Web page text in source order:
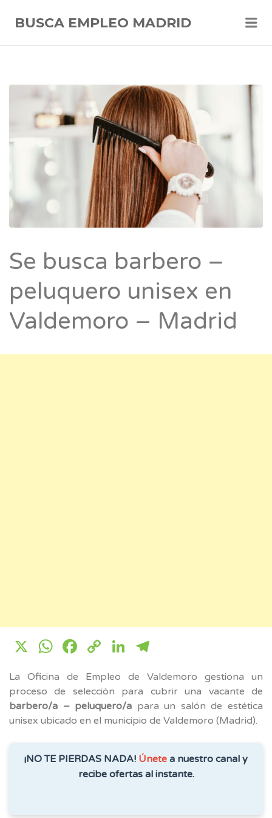
BUSCA EMPLEO MADRID
Se busca barbero –
peluquero unisex en
Valdemoro – Madrid
X WhatsApp
Facebook
CopyLinkedIn
La Oficina de Empleo de Valdemoro gestiona un
proceso de selección para cubrir una vacante de
barbero/a – peluquero/a para un salón de estética
unisex ubicado en el municipio de Valdemoro (Madrid).
¡NO TE PIERDAS NADA! Únete a nuestro canal y
recibe ofertas al instante.